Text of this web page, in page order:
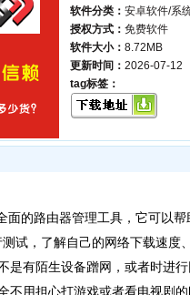
软件分类： 安卓软件/系
授权方式： 免费软件
软件大小： 8.72MB
更新时间： 2026-07-12
tag标签：
面的路由器管理工具，它可以
试，了解自己的网络下载速度
是有陌生设备蹭网，或者时进
不用担心打游戏或者看电视剧